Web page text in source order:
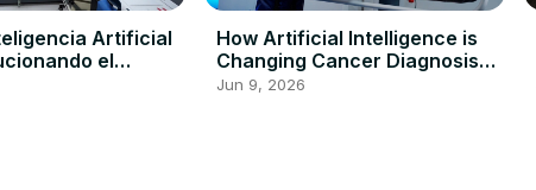
Artificial
el
How Artificial Intelligence is
Changing Cancer Diagnosis
and Saving Lives
Jun 9, 2026